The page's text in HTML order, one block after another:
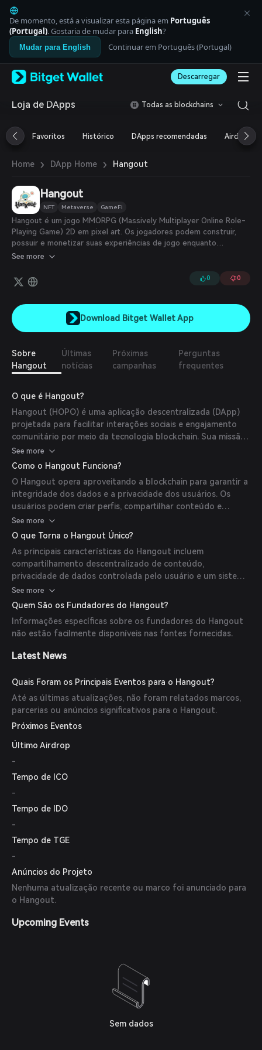
English
日本語
Tiếng Việt
Русский
Español (Latinoamérica)
Italiano
Deutsch
繁體中文
Português (Portugal)
ภาษาไทย
العربية
हिन्दी
Español
Português (Brasil)
Español (Argentina)
De momento, está a visualizar esta página em Português
(Portugal). Gostaria de mudar para English?
Mudar para English Continuar em Português (Portugal)
Descarregar
Loja de DApps Todas as blockchains
Favoritos Histórico DApps recomendadas Airdrop
Home › DApp Home › Hangout
Hangout
NFT Metaverse GameFi
Hangout é um jogo MMORPG (Massively Multiplayer Online Role-
Playing Game) 2D em pixel art. Os jogadores podem construir,
possuir e monetizar suas experiências de jogo enquanto
desfrutam de diversas atividades sociais, comerciais e de
único Metaverso Web3. No Hangout, os usuários podem organizar
festas com amigos, marcar reuniões online com colegas, exibir
simplesmente passar tempo com outros aventureiros que
compartilham o mesmo interesse.
See more
0 0
Download Bitget Wallet App
Sobre
Hangout
Últimas
notícias
Próximas
campanhas
Perguntas
frequentes
O que é Hangout?
Hangout (HOPO) é uma aplicação descentralizada (DApp)
projetada para facilitar interações sociais e engajamento
comunitário por meio da tecnologia blockchain. Sua missão
é criar uma plataforma segura e transparente para que os
usuários se conectem e compartilhem conteúdo.
See more
Como o Hangout Funciona?
O Hangout opera aproveitando a blockchain para garantir a
integridade dos dados e a privacidade dos usuários. Os
usuários podem criar perfis, compartilhar conteúdo e
interagir com outros, com todas as transações registradas
na blockchain para manter a transparência.
See more
O que Torna o Hangout Único?
As principais características do Hangout incluem
compartilhamento descentralizado de conteúdo,
privacidade de dados controlada pelo usuário e um sistema
de recompensas baseado em tokens que incentiva a
participação ativa na comunidade.
See more
Quem São os Fundadores do Hangout?
Informações específicas sobre os fundadores do Hangout
não estão facilmente disponíveis nas fontes fornecidas.
Latest News
Quais Foram os Principais Eventos para o Hangout?
Até as últimas atualizações, não foram relatados marcos,
parcerias ou anúncios significativos para o Hangout.
Próximos Eventos
Último Airdrop
-
Tempo de ICO
-
Tempo de IDO
-
Tempo de TGE
-
Anúncios do Projeto
Nenhuma atualização recente ou marco foi anunciado para
o Hangout.
Upcoming Events
Sem dados